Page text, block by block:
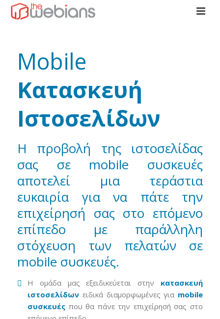
Mobile
Κατασκευή
Ιστοσελίδων
Η προβολή της ιστοσελίδας
σας σε mobile συσκευές
αποτελεί μια τεράστια
ευκαιρία για να πάτε την
επιχείρησή σας στο επόμενο
επίπεδο με παράλληλη
στόχευση των πελατών σε
mobile συσκευές.
Η ομάδα μας εξειδικεύεται στην κατασκευή
ιστοσελίδων ειδικά διαμορφωμένες για mobile
συσκευές που θα πάνε την επιχείρησή σας στο